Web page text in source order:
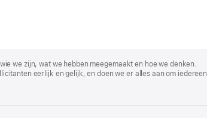
we zijn, wat we hebben meegemaakt en hoe we denken.
eerlijk en gelijk, en doen we er alles aan om iedereen